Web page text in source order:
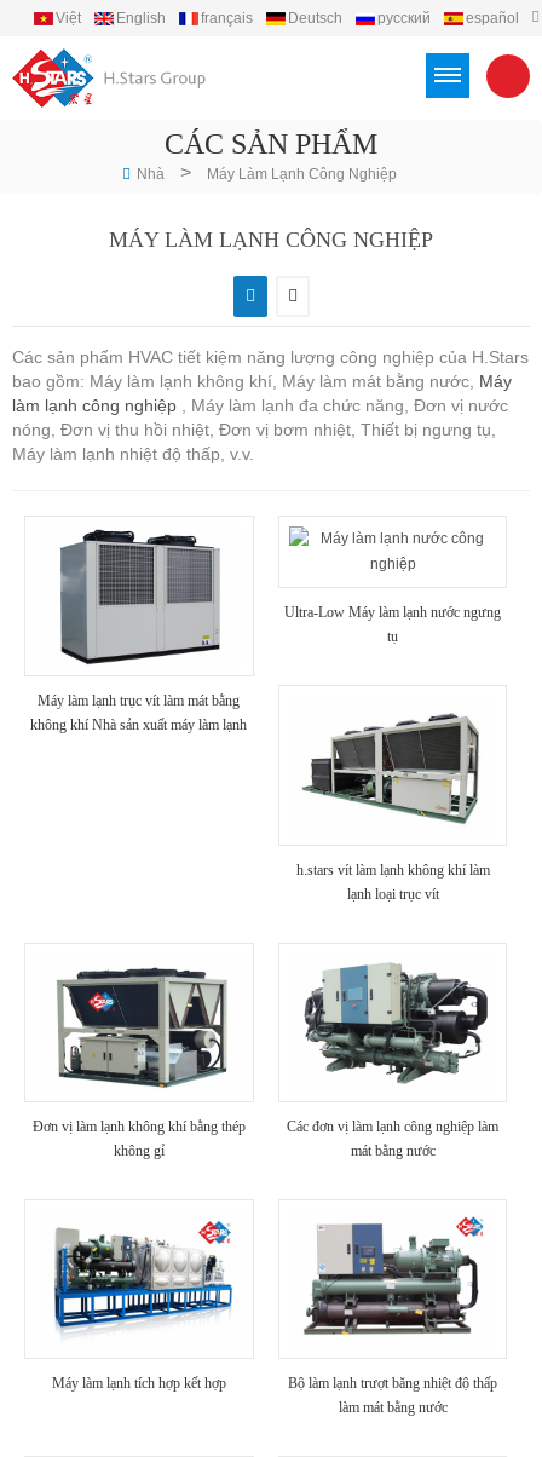
Việt English français Deutsch русский
español
CÁC SẢN PHẨM
Nhà > Máy Làm Lạnh Công Nghiệp
MÁY LÀM LẠNH CÔNG NGHIỆP
Các sản phẩm HVAC tiết kiệm năng lượng công nghiệp của H.Stars
bao gồm: Máy làm lạnh không khí, Máy làm mát bằng nước, Máy
làm lạnh công nghiệp , Máy làm lạnh đa chức năng, Đơn vị nước
nóng, Đơn vị thu hồi nhiệt, Đơn vị bơm nhiệt, Thiết bị ngưng tụ,
Máy làm lạnh nhiệt độ thấp, v.v.
Máy làm lạnh trục vít làm mát bằng
không khí Nhà sản xuất máy làm lạnh
Ultra-Low Máy làm lạnh nước ngưng
tụ
h.stars vít làm lạnh không khí làm
lạnh loại trục vít
Đơn vị làm lạnh không khí bằng thép
không gỉ
Các đơn vị làm lạnh công nghiệp làm
mát bằng nước
Máy làm lạnh tích hợp kết hợp
Bộ làm lạnh trượt băng nhiệt độ thấp
làm mát bằng nước